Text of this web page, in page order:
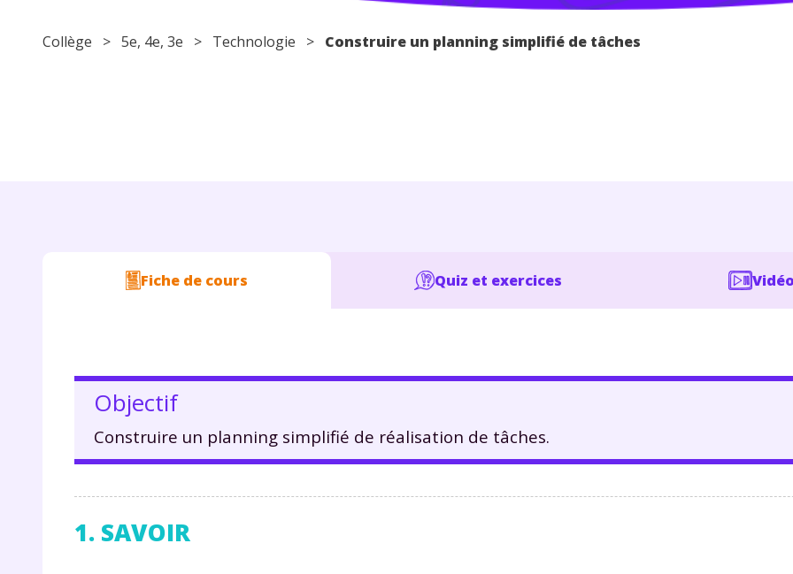
Collège > 5e, 4e, 3e > Technologie > Construire un planning simplifié de tâches
Fiche de cours Quiz et exercices
Objectif
Construire un planning simplifié de réalisation de tâches.
1. SAVOIR